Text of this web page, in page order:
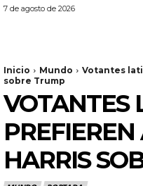
7 de agosto de 2026